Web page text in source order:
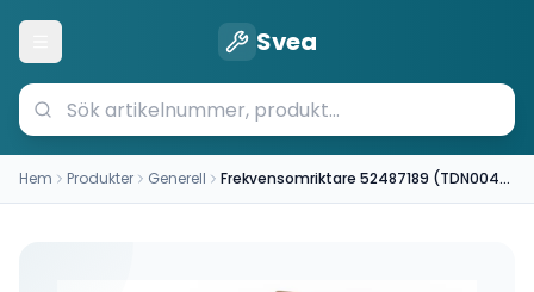
Öppna meny Svea
Hem Produkter Generell Frekvensomriktare 52487189 (TDN004E1100WM0RM)